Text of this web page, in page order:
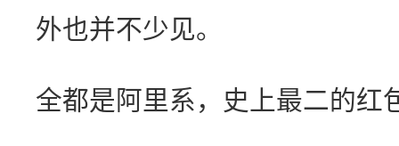
外也并不少见。
全都是阿里系，史上最二的红